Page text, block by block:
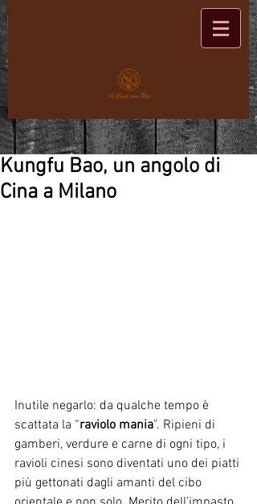
Kungfu Bao, un angolo di
Cina a Milano
Inutile negarlo: da qualche tempo è
scattata la “raviolo mania”. Ripieni di
gamberi, verdure e carne di ogni tipo, i
ravioli cinesi sono diventati uno dei piatti
più gettonati dagli amanti del cibo